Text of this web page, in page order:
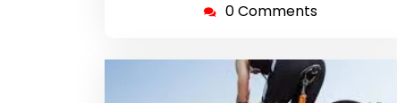
0 Comments